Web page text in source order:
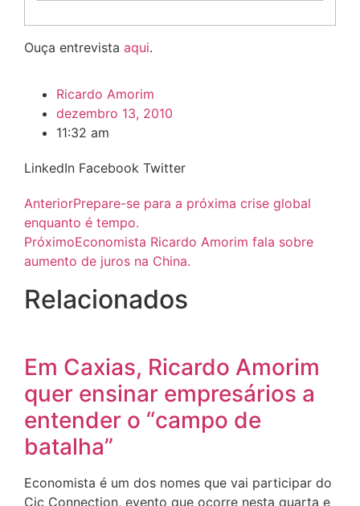
Ouça entrevista aqui.
Ricardo Amorim
dezembro 13, 2010
11:32 am
LinkedIn Facebook Twitter
AnteriorPrepare-se para a próxima crise global
enquanto é tempo.
PróximoEconomista Ricardo Amorim fala sobre
aumento de juros na China.
Relacionados
Em Caxias, Ricardo Amorim
quer ensinar empresários a
entender o “campo de
batalha”
Economista é um dos nomes que vai participar do
Cic Connection, evento que ocorre nesta quarta e